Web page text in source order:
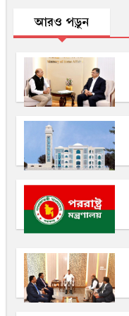
আরও পড়ুন